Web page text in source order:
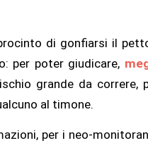
di gonfiarsi il
per poter giudicare,
grande da
al timone.
per i neo-